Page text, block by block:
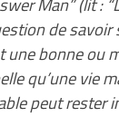
de savoir
une bonne ou
qu’une vie
peut rester